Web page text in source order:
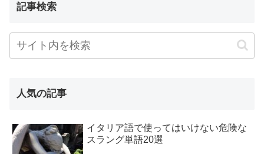
記事検索
人気の記事
イタリア語で使ってはいけない危険な
スラング単語20選